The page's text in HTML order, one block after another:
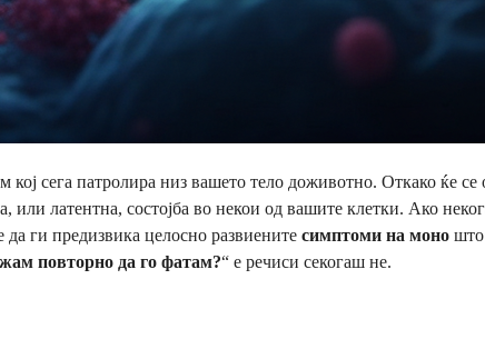
кој сега патролира низ вашето тело доживотно. Откако ќе
латентна, состојба во некои од вашите клетки. Ако
ги предизвика целосно развиените симптоми на моно што
повторно да го фатам?“ е речиси секогаш не.